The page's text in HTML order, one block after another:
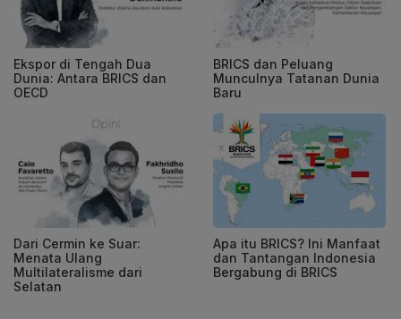
Ekspor di Tengah Dua
Dunia: Antara BRICS dan
OECD
BRICS dan Peluang
Munculnya Tatanan Dunia
Baru
Dari Cermin ke Suar:
Menata Ulang
Multilateralisme dari
Selatan
Apa itu BRICS? Ini Manfaat
dan Tantangan Indonesia
Bergabung di BRICS